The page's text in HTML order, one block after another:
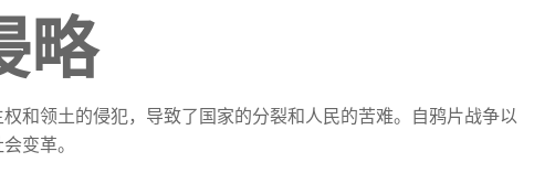
略
和领土的侵犯，导致了国家的分裂和人民的苦难。自鸦片战争以
变革。